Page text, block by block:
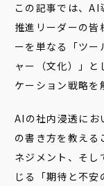
この記事では、
推進リーダーの皆
ーを単なる「ツー
ャー（文化）」
ケーション戦略を
AIの社内浸透にお
の書き方を教える
ネジメント、そし
じる「期待と不